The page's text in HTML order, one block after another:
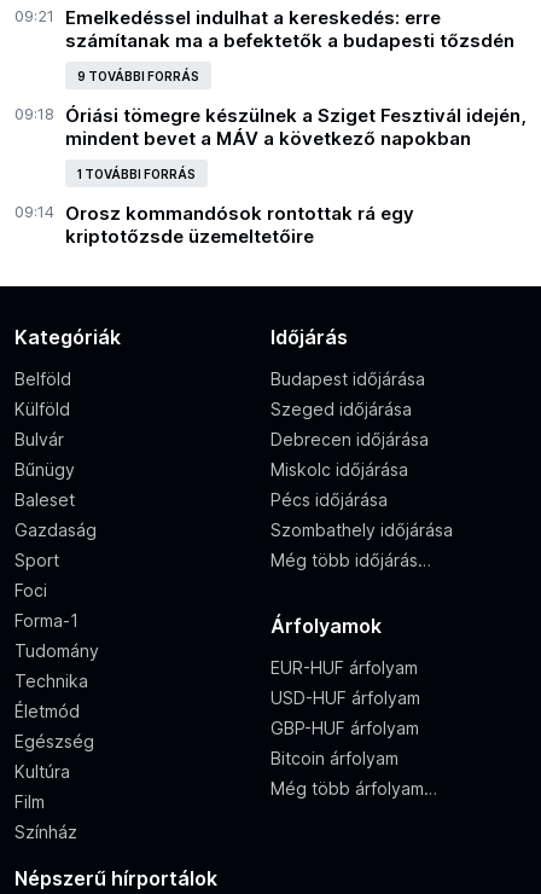
09:21
Emelkedéssel indulhat a kereskedés: erre
számítanak ma a befektetők a budapesti tőzsdén
9 TOVÁBBI FORRÁS
09:18
Óriási tömegre készülnek a Sziget Fesztivál idején,
mindent bevet a MÁV a következő napokban
1 TOVÁBBI FORRÁS
09:14
Orosz kommandósok rontottak rá egy
kriptotőzsde üzemeltetőire
Kategóriák
Belföld
Külföld
Bulvár
Bűnügy
Baleset
Gazdaság
Sport
Foci
Forma-1
Tudomány
Technika
Életmód
Egészség
Kultúra
Film
Színház
Időjárás
Budapest időjárása
Szeged időjárása
Debrecen időjárása
Miskolc időjárása
Pécs időjárása
Szombathely időjárása
Még több időjárás…
Árfolyamok
EUR-HUF árfolyam
USD-HUF árfolyam
GBP-HUF árfolyam
Bitcoin árfolyam
Még több árfolyam…
Népszerű hírportálok